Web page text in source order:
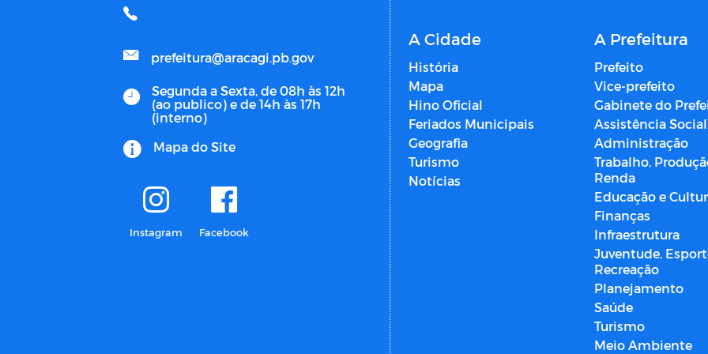
prefeitura@aracagi.pb.gov
Segunda a Sexta, de 08h às 12h
(ao publico) e de 14h às 17h
(interno)
Mapa do Site
Instagram Facebook
A Cidade
História
Mapa
Hino Oficial
Feriados Municipais
Geografia
Turismo
Notícias
A Prefeitura
Prefeito
Vice-prefeito
Gabinete do
Assistência Social
Administração
Trabalho,
Renda
Educação e
Finanças
Infraestrutura
Juventude,
Recreação
Planejamento
Saúde
Turismo
Meio Ambiente